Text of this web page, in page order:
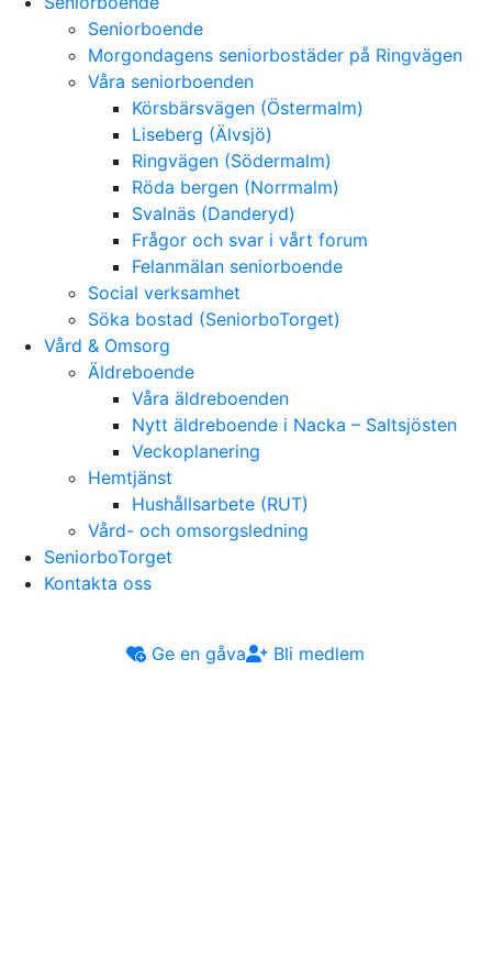
Seniorboende
Morgondagens seniorbostäder på Ringvägen
Våra seniorboenden
Körsbärsvägen (Östermalm)
Liseberg (Älvsjö)
Ringvägen (Södermalm)
Röda bergen (Norrmalm)
Svalnäs (Danderyd)
Frågor och svar i vårt forum
Felanmälan seniorboende
Social verksamhet
Söka bostad (SeniorboTorget)
Vård & Omsorg
Äldreboende
Våra äldreboenden
Nytt äldreboende i Nacka – Saltsjösten
Veckoplanering
Hemtjänst
Hushållsarbete (RUT)
Vård- och omsorgsledning
SeniorboTorget
Kontakta oss
Ge en gåva Bli medlem